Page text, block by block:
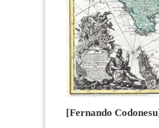
[Fernando Codonesu]